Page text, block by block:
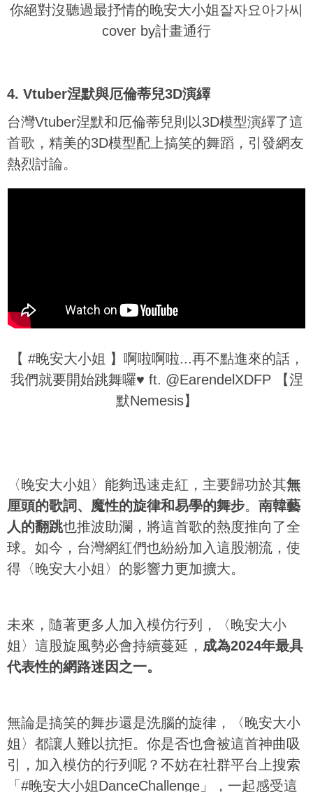
你絕對沒聽過最抒情的晚安大小姐잘자요아가씨
cover by計畫通行
4. Vtuber涅默與厄倫蒂兒3D演繹
台灣Vtuber涅默和厄倫蒂兒則以3D模型演繹了這
首歌，精美的3D模型配上搞笑的舞蹈，引發網友
熱烈討論。
【 #晚安大小姐 】啊啦啊啦...再不點進來的話，
我們就要開始跳舞囉♥ ft. @EarendelXDFP 【涅
默Nemesis】
〈晚安大小姐〉能夠迅速走紅，主要歸功於其無
厘頭的歌詞、魔性的旋律和易學的舞步。 南韓藝
人的翻跳也推波助瀾，將這首歌的熱度推向了全
球。如今，台灣網紅們也紛紛加入這股潮流，使
得〈晚安大小姐〉的影響力更加擴大。
未來，隨著更多人加入模仿行列，〈晚安大小
姐〉這股旋風勢必會持續蔓延， 成為2024年最具
代表性的網路迷因之一。
無論是搞笑的舞步還是洗腦的旋律，〈晚安大小
姐〉都讓人難以抗拒。你是否也會被這首神曲吸
引，加入模仿的行列呢？不妨在社群平台上搜索
「#晚安大小姐DanceChallenge」，一起感受這